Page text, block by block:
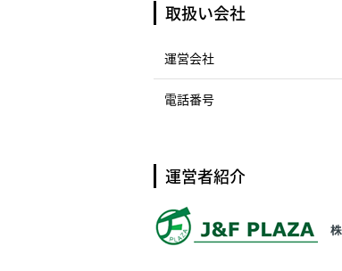
取扱い会社
運営会社
電話番号
運営者紹介